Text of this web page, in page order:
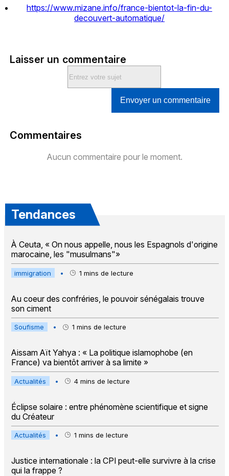
https://www.mizane.info/france-bientot-la-fin-du-
decouvert-automatique/
Laisser un commentaire
Envoyer un commentaire
Commentaires
Aucun commentaire pour le moment.
Tendances
À Ceuta, « On nous appelle, nous les Espagnols d'origine
marocaine, les "musulmans"»
immigration • 1 mins de lecture
Au coeur des confréries, le pouvoir sénégalais trouve
son ciment
Soufisme • 1 mins de lecture
Aissam Aït Yahya : « La politique islamophobe (en
France) va bientôt arriver à sa limite »
Actualités • 4 mins de lecture
Éclipse solaire : entre phénomène scientifique et signe
du Créateur
Actualités • 1 mins de lecture
Justice internationale : la CPI peut-elle survivre à la crise
qui la frappe ?